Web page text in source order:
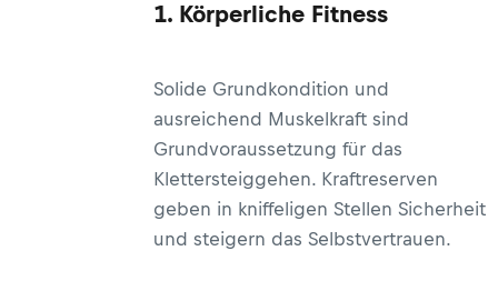
1. Körperliche Fitness
Solide Grundkondition und
ausreichend Muskelkraft sind
Grundvoraussetzung für das
Klettersteiggehen. Kraftreserven
geben in kniffeligen Stellen Sicherheit
und steigern das Selbstvertrauen.